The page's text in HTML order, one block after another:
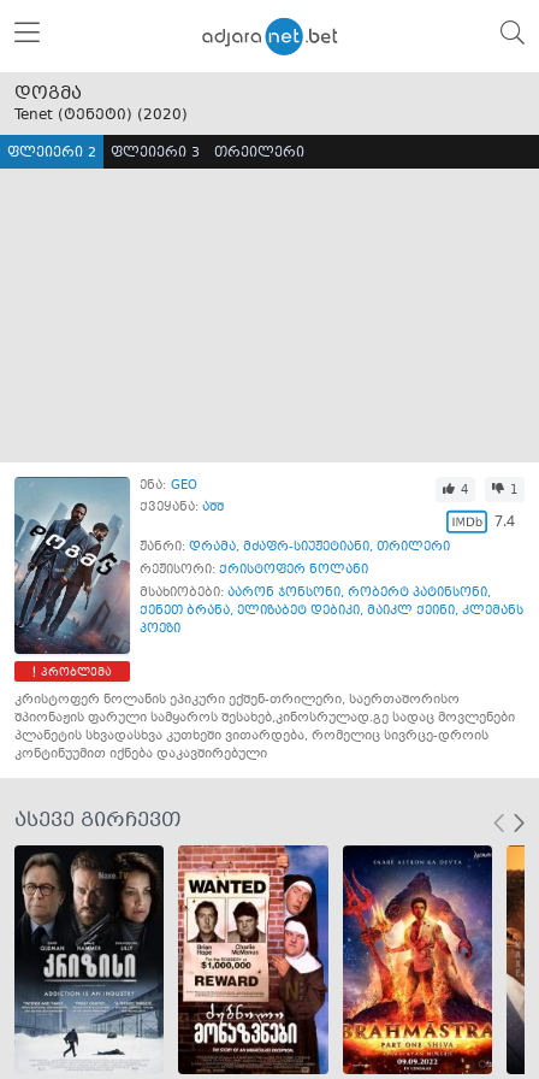
დოგმა
Tenet (ტენეტი) (2020)
ფლეიერი 2 ფლეიერი 3 თრეილერი
პრობლემა
ენა: GEO
ქვეყანა: აშშ
4 1
7.4
ჟანრი: დრამა, მძაფრ-სიუჟეტიანი, თრილერი
რეჟისორი: ქრისტოფერ ნოლანი
მსახიობები: აარონ ჯონსონი, რობერტ პატინსონი,
ქენეთ ბრანა, ელიზაბეტ დებიკი, მაიკლ ქეინი, კლემანს
პოეზი
კრისტოფერ ნოლანის ეპიკური ექშენ-თრილერი, საერთაშორისო
შპიონაჟის ფარული სამყაროს შესახებ,კინოსრულად.გე სადაც მოვლენები
პლანეტის სხვადასხვა კუთხეში ვითარდება, რომელიც სივრცე-დროის
კონტინუუმით იქნება დაკავშირებული
ასევე გირჩევთ